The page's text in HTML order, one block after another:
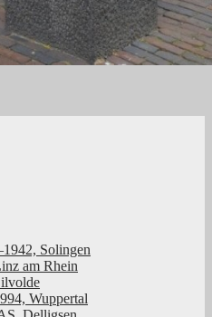
aus dem
Solingen
am Rhein
Wuppertal